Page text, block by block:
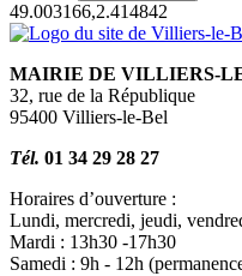
49.003166,2.414842
MAIRIE DE VILLIERS-
32, rue de la République
95400 Villiers-le-Bel
Tél. 01 34 29 28 27
Horaires d’ouverture :
Lundi, mercredi, jeudi,
Mardi : 13h30 -17h30
Samedi : 9h - 12h